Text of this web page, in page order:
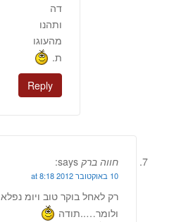
דה
ותהנו
מהעוגו
ת.
Reply
חווה ברק says:
10 באוקטובר 2012 at 8:18
רק לאחל בוקר טוב ויומ נפלא
ולומר…..תודה